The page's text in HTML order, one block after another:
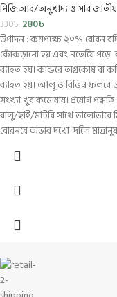
পিজিআর/অনুখাদ্য ও সার
330৳ 280৳
উপাদন : কমপক্ষে ২০% বোরন
কোঁকড়ানো হয় এবং নতেযি়ে পড়ে
ব্যাহত হয়। কান্ডরে অগ্রকোষ বা
ব্যাহত হয়। আলু ও বিভিন্ন ফলরে
সংখ্যা খুব কমে যায়। প্রয়োগ
বালু/ছাই/মাটরি সাথে ভালোভাবে
বোরনরে অভাব দখো দলিে